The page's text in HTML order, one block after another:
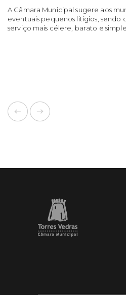
A Câmara Municipal sugere aos
eventuais pequenos litígios, sendo
serviço mais célere, barato e